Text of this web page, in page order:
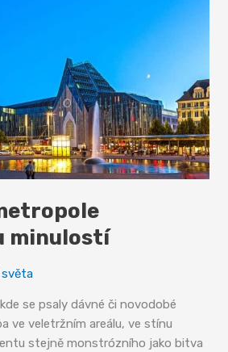
minulostí
světa
se psaly dávné či novodobé
ve veletržním areálu, ve stínu
stejně monstrózního jako bitva